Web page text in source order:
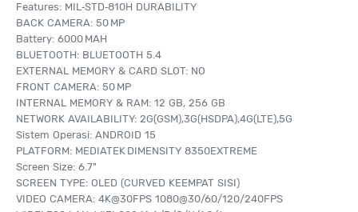
Features: MIL‑STD‑810H DURABILITY
BACK CAMERA: 50 MP
Battery: 6000 MAH
BLUETOOTH: BLUETOOTH 5.4
EXTERNAL MEMORY & CARD SLOT: NO
FRONT CAMERA: 50 MP
INTERNAL MEMORY & RAM: 12 GB, 256 GB
NETWORK AVAILABILITY: 2G(GSM),3G(HSDPA),4G(LTE),5G
Sistem Operasi: ANDROID 15
PLATFORM: MEDIATEK DIMENSITY 8350EXTREME
Screen Size: 6.7"
SCREEN TYPE: OLED (CURVED KEEMPAT SISI)
VIDEO CAMERA: 4K@30FPS 1080@30/60/120/240FPS